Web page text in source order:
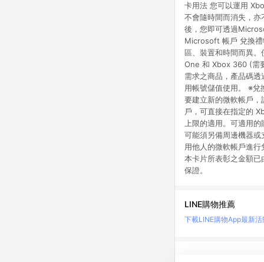
卡用法 您可以運用
不會隨時間而消失，
後，您即可透過
Microsoft 帳戶 兌換禮
區、裝置和時間而異
One 和 Xbox 360 (需
需求之商品，產品碼
用帳號儲值使用。 ※
要建立新的微軟帳戶
戶，可直接在指定的
上限的適用。可適用
可能須另備周邊機器
用他人的微軟帳戶進
本卡片所表彰之金額
保證。
LINE購物推薦
下載LINE購物App最新活